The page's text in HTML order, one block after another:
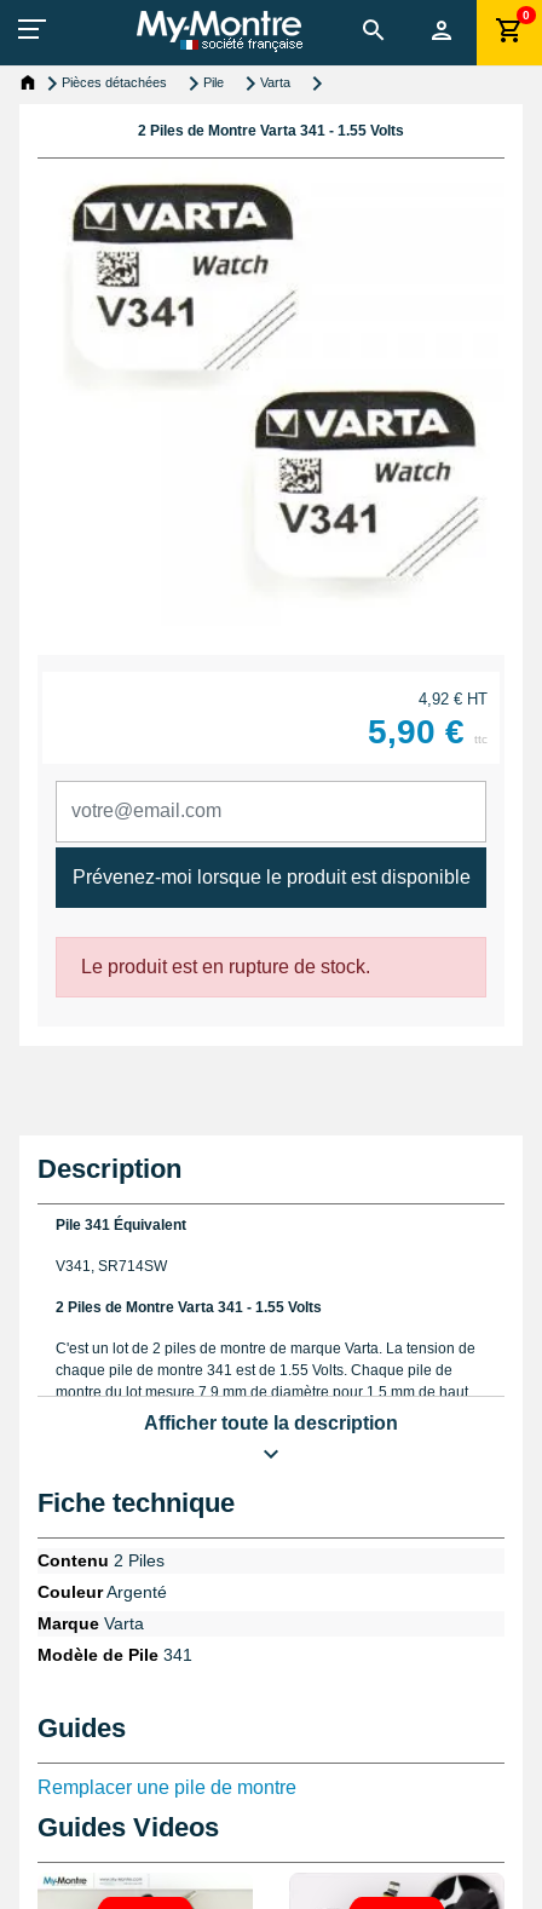
0
Pièces détachées Pile Varta
2 Piles de Montre Varta 341 - 1.55 Volts
4,92 € HT
5,90 € ttc
Prévenez-moi lorsque le produit est disponible
Le produit est en rupture de stock.
Description
Pile 341 Équivalent
V341, SR714SW
2 Piles de Montre Varta 341 - 1.55 Volts
C'est un lot de 2 piles de montre de marque Varta. La tension de
chaque pile de montre 341 est de 1.55 Volts. Chaque pile de
montre du lot mesure 7,9 mm de diamètre pour 1,5 mm de haut.
Vérifiez que le modèle de pile de votre montre correspond à celle
que vous souhaitez commander.
Suivez le guide pourchanger une pile de montre
réparation. Utilisez nosoutils de réparation montre.
Afficher toute la description
Fiche technique
Contenu 2 Piles
CouleurArgenté
Marque Varta
Modèle de Pile 341
Guides
Remplacer une pile de montre
Guides Videos